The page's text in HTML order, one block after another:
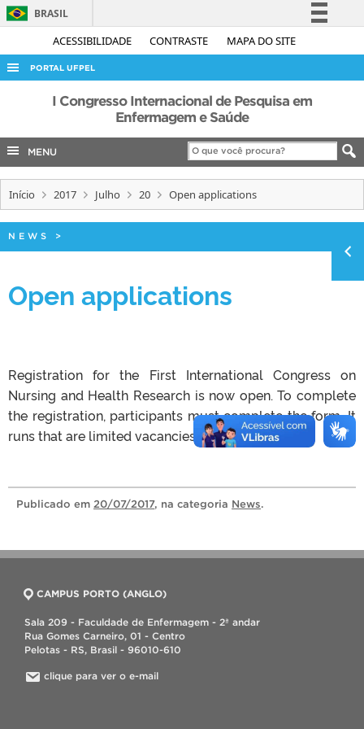
ACESSIBILIDADE CONTRASTE MAPA DO SITE
BRASIL
Simplifique!
Acesso à informação
Legislação
Canais
PORTAL UFPEL
ACESSO À INFORMAÇÃO
COBALTO
CONCURSOS
INTERNACIONAL
I Congresso Internacional de Pesquisa em
Enfermagem e Saúde
MENU
Início 2017 Julho 20 Open applications
NEWS >
Open applications
Registration for the First International Congress on
Nursing and Health Research is now open. To complete
the registration, participants must complete the form. It
runs that are limited vacancies!
Publicado em 20/07/2017, na categoria News.
CAMPUS PORTO (ANGLO)
Sala 209 - Faculdade de Enfermagem - 2ª andar
Rua Gomes Carneiro, 01 - Centro
Pelotas - RS, Brasil - 96010-610
clique para ver o e-mail